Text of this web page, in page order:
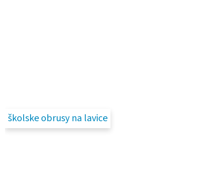
školske obrusy na lavice